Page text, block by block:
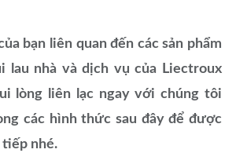
bạn liên quan đến các sản phẩm
lau nhà và dịch vụ của Liectroux
lòng liên lạc ngay với chúng tôi
các hình thức sau đây để được
nhé.